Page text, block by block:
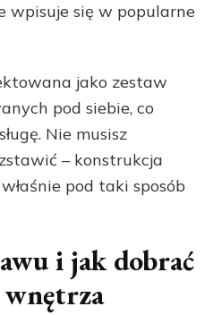
wpisuje się w popularne
jako zestaw
pod siebie, co
Nie musisz
– konstrukcja
pod taki sposób
i jak dobrać